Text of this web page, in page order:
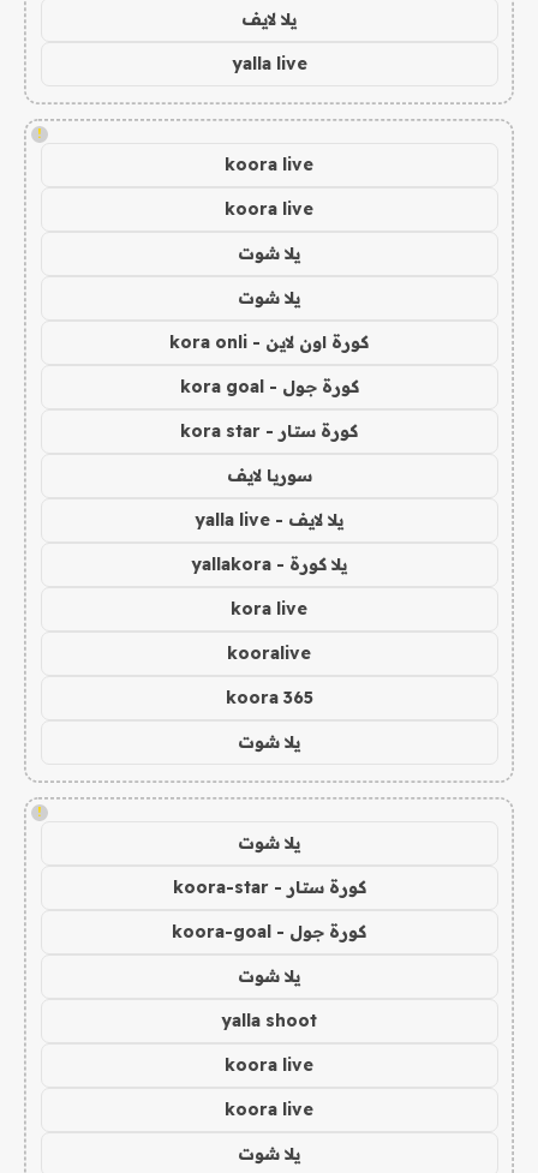
يلا لايف
yalla live
!
koora live
koora live
يلا شوت
يلا شوت
كورة اون لاين - kora onli
كورة جول - kora goal
كورة ستار - kora star
سوريا لايف
يلا لايف - yalla live
يلا كورة - yallakora
kora live
kooralive
koora 365
يلا شوت
!
يلا شوت
كورة ستار - koora-star
كورة جول - koora-goal
يلا شوت
yalla shoot
koora live
koora live
يلا شوت